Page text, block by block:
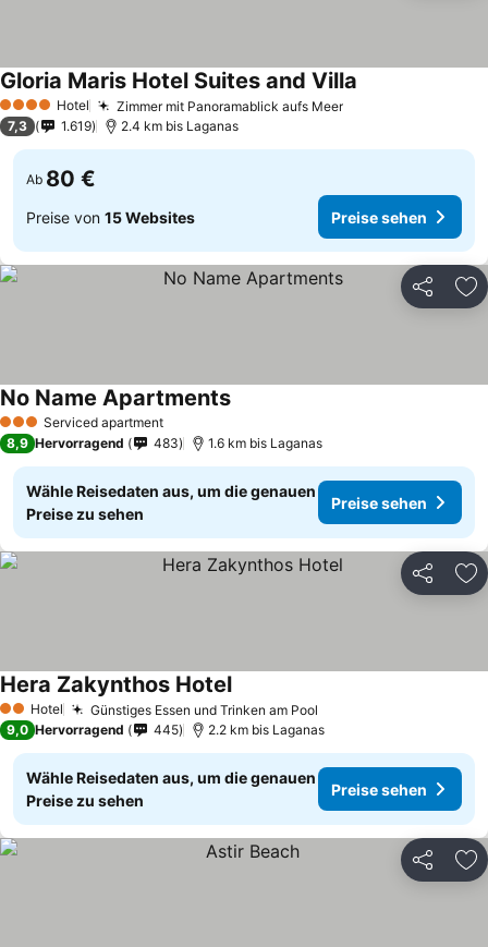
4 Sterne Hotel Zimmer mit Panoramablick aufs Meer
Gloria Maris Hotel Suites and Villa
7,3 1.619 2.4 km bis Laganas
Ab 80 €
Preise von 15 Websites Preise sehen
Teilen
3 SterneServiced apartment
No Name Apartments
8,9 Hervorragend 483 1.6 km bis Laganas
Wähle Reisedaten aus, um die genauen
Preise zu sehen
Preise sehen
Teilen
2 Sterne
Hotel Günstiges Essen und Trinken am Pool
Hera Zakynthos Hotel
9,0 Hervorragend 445 2.2 km bis Laganas
Wähle Reisedaten aus, um die genauen
Preise zu sehen
Preise sehen
Teilen